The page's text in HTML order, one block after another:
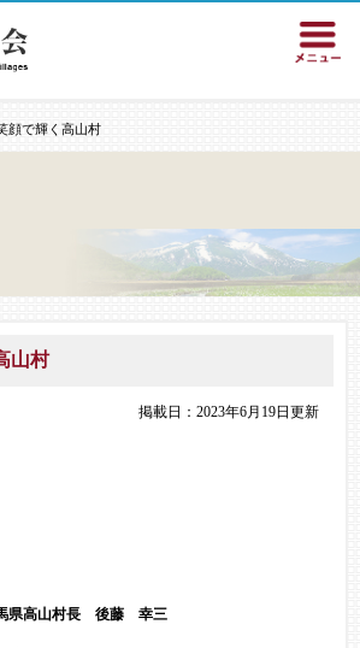
顔で輝く高山村
山村
掲載日：2023年6月19日更新
県高山村長 後藤 幸三